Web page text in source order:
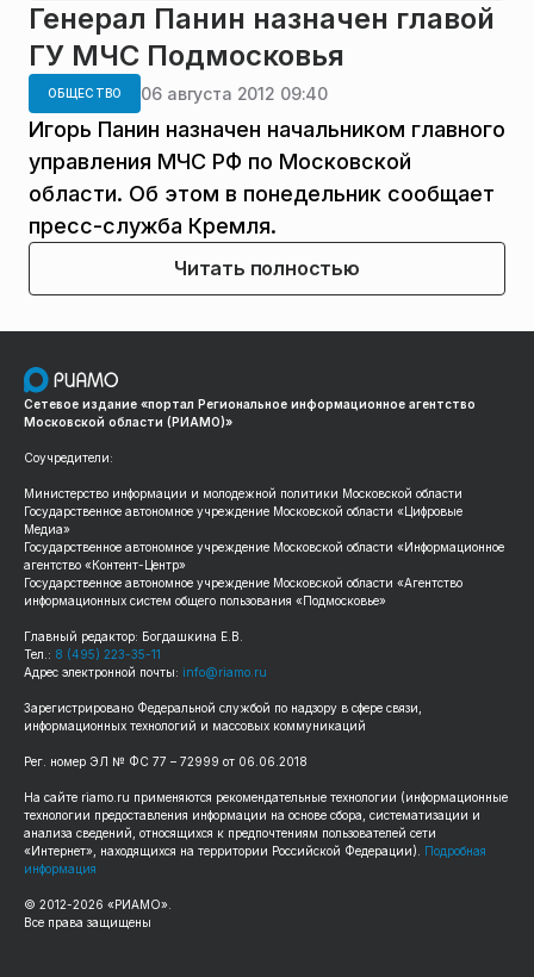
Генерал Панин назначен главой
ГУ МЧС Подмосковья
ОБЩЕСТВО 06 августа 2012 09:40
Игорь Панин назначен начальником главного
управления МЧС РФ по Московской
области. Об этом в понедельник сообщает
пресс-служба Кремля.
Читать полностью
Сетевое издание «портал Региональное информационное агентство
Московской области (РИАМО)»
Соучредители:
Министерство информации и молодежной политики Московской области
Государственное автономное учреждение Московской области «Цифровые
Медиа»
Государственное автономное учреждение Московской области «Информационное
агентство «Контент-Центр»
Государственное автономное учреждение Московской области «Агентство
информационных систем общего пользования «Подмосковье»
Главный редактор: Богдашкина Е.В.
Тел.: 8 (495) 223-35-11
Адрес электронной почты: info@riamo.ru
Зарегистрировано Федеральной службой по надзору в сфере связи,
информационных технологий и массовых коммуникаций
Рег. номер ЭЛ № ФС 77 – 72999 от 06.06.2018
На сайте riamo.ru применяются рекомендательные технологии (информационные
технологии предоставления информации на основе сбора, систематизации и
анализа сведений, относящихся к предпочтениям пользователей сети
«Интернет», находящихся на территории Российской Федерации). Подробная
информация
© 2012-2026 «РИАМО».
Все права защищены